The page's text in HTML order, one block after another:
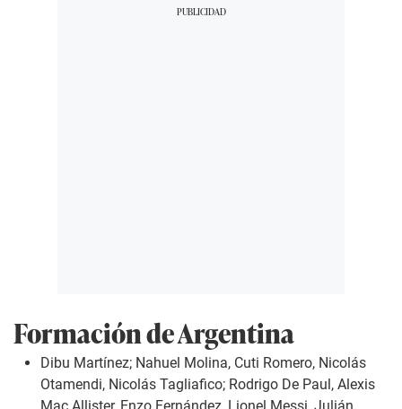
Formación de Argentina
Dibu Martínez; Nahuel Molina, Cuti Romero, Nicolás
Otamendi, Nicolás Tagliafico; Rodrigo De Paul, Alexis